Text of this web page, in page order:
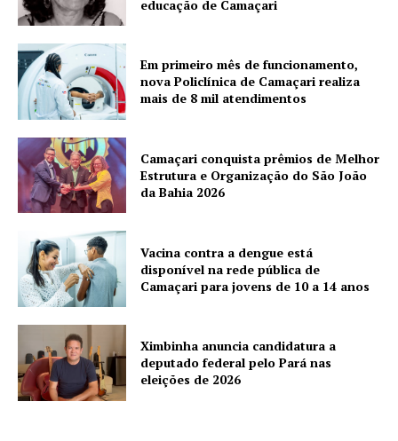
educação de Camaçari
Em primeiro mês de funcionamento,
nova Policlínica de Camaçari realiza
mais de 8 mil atendimentos
Camaçari conquista prêmios de Melhor
Estrutura e Organização do São João
da Bahia 2026
Vacina contra a dengue está
disponível na rede pública de
Camaçari para jovens de 10 a 14 anos
Ximbinha anuncia candidatura a
deputado federal pelo Pará nas
eleições de 2026